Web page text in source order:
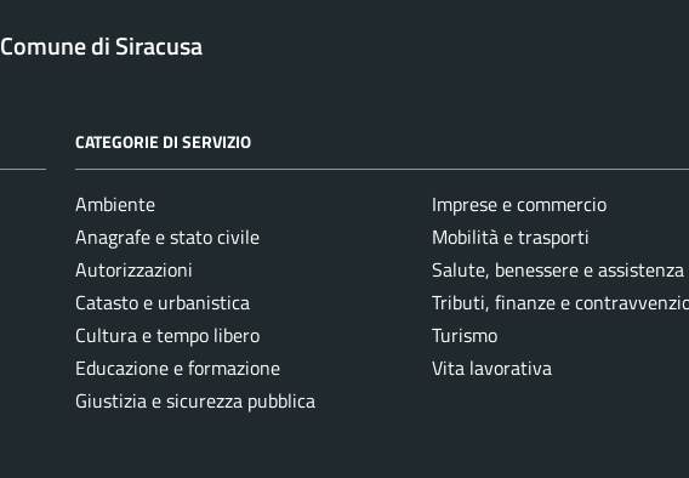
Comune di Siracusa
CATEGORIE DI SERVIZIO
Ambiente
Anagrafe e stato civile
Autorizzazioni
Catasto e urbanistica
Cultura e tempo libero
Educazione e formazione
Giustizia e sicurezza pubblica
Imprese e commercio
Mobilità e trasporti
Salute, benessere e assistenza
Tributi, finanze e
Turismo
Vita lavorativa